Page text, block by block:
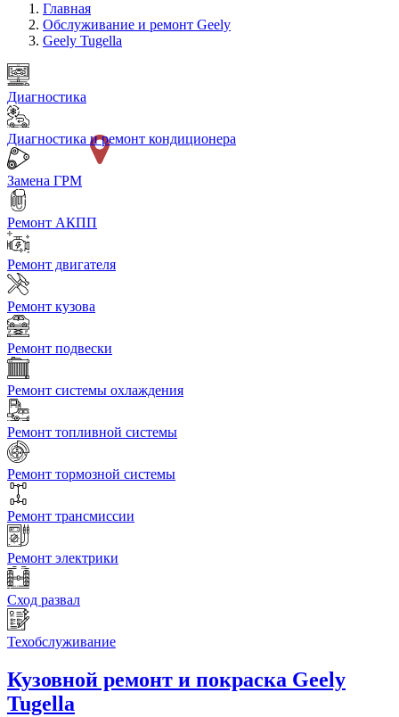
Главная
Обслуживание и ремонт Geely
Geely Tugella
Диагностика
Диагностика и ремонт кондиционера
Замена ГРМ
Ремонт АКПП
Ремонт двигателя
Ремонт кузова
Ремонт подвески
Ремонт системы охлаждения
Ремонт топливной системы
Ремонт тормозной системы
Ремонт трансмиссии
Ремонт электрики
Сход развал
Техобслуживание
Кузовной ремонт и покраска Geely
Tugella